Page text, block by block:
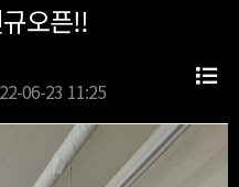
오픈!!
06-23 11:25